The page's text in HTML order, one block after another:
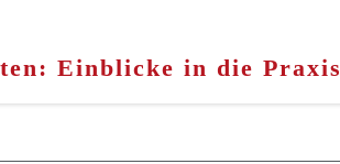
Einblicke in die Praxis